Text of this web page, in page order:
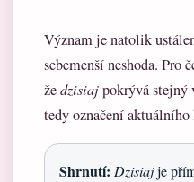
Význam je natolik
sebemenší neshoda. Pro
žedzisiajpokrývá stejný
tedy označení aktuálního
Shrnutí: Dzisiajje